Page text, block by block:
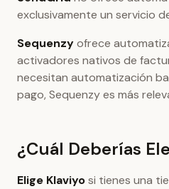
exclusivamente un servicio
Sequenzyofrece
activadores nativos de
necesitan automatización
pago, Sequenzy es más
¿Cuál Deberías
Elige Klaviyosi tienes una